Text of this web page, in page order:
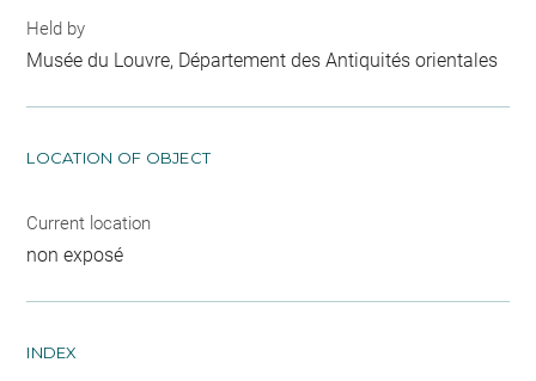
Held by
Musée du Louvre, Département des Antiquités orientales
LOCATION OF OBJECT
Current location
non exposé
INDEX